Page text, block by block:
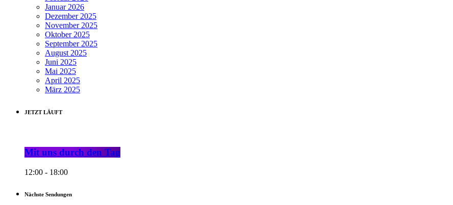
Januar 2026
Dezember 2025
November 2025
Oktober 2025
September 2025
August 2025
Juni 2025
Mai 2025
April 2025
März 2025
JETZT LÄUFT
Mit uns durch den Tag
12:00 - 18:00
Nächste Sendungen